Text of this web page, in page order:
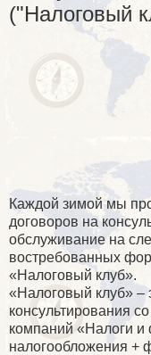
("Налоговый
Каждой зимой мы
договоров на
обслуживание на
востребованных
«Налоговый клуб».
«Налоговый клуб» –
консультирования
компаний «Налоги
налогообложения +